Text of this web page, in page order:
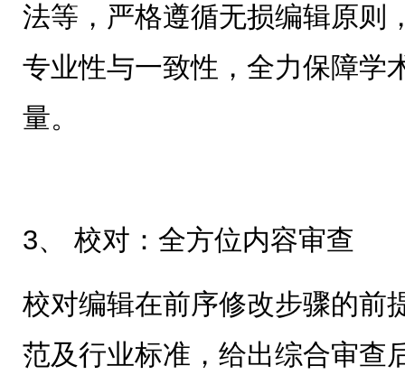
法等，严格遵循无损编辑原则
专业性与一致性，全力保障学
量。
3、 校对：全方位内容审查
校对编辑在前序修改步骤的前
范及行业标准，给出综合审查